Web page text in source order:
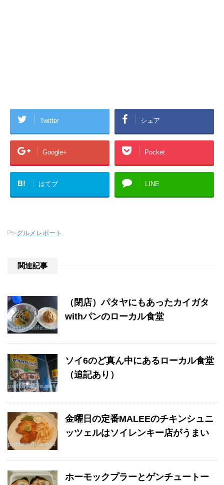
Twitter シェア
Google+ Pocket
B! はてブ LINE
-グルメレポート
関連記事
（閉店）パタヤにもあったカイガタ
withパンのローカル食堂
ソイ6のど真ん中にあるローカル食堂
（追記あり）
金曜日の定番MALEEのチキンシュニ
ッツェルはソイレンキー店がうまい
ホーモックプラーとゲンチュートー